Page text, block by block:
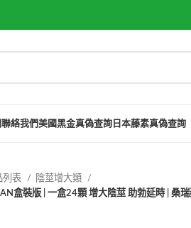
聯絡我們美國黑金真偽查詢 日本藤素真偽查詢
列表
陰莖增大類
盒裝版 | 一盒24顆 增大陰莖 助勃延時 | 桑